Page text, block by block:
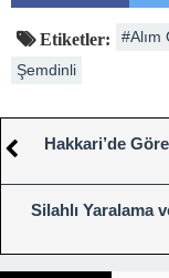
Etiketler: #Alım
Şemdinli
Hakkari’de
Silahlı Yaralama